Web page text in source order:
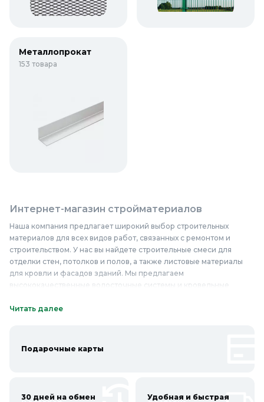
Металлопрокат
153 товара
Интернет-магазин стройматериалов
Наша компания предлагает широкий выбор строительных
материалов для всех видов работ, связанных с ремонтом и
строительством. У нас вы найдете строительные смеси для
отделки стен, потолков и полов, а также листовые материалы
для кровли и фасадов зданий. Мы предлагаем
высококачественные водосточные системы и кровельные
атмосферных осадков. Кроме того, у нас вы можете найти
доставку.
Строительных материалов и товаров для ремонта по выгодным
Читать далее
Подарочные карты
30 дней на обмен
Удобная и быстрая